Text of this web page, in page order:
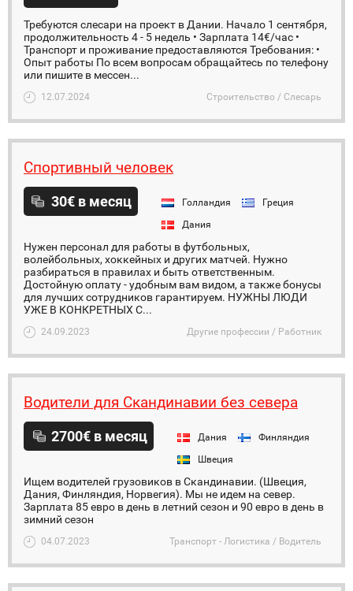
Требуются слесари на проект в Дании. Начало 1 сентября,
продолжительность 4 - 5 недель • Зарплата 14€/час •
Транспорт и проживание предоставляются Требования: •
Опыт работы По всем вопросам обращайтесь по телефону
или пишите в мессен...
12.07.2024 Строительство / Слесарь
Спортивный человек
30€ в месяц Голландия
Греция
Дания
Нужен персонал для работы в футбольных,
волейбольных, хоккейных и других матчей. Нужно
разбираться в правилах и быть ответственным.
Достойную оплату - удобным вам видом, а также бонусы
для лучших сотрудников гарантируем. НУЖНЫ ЛЮДИ
УЖЕ В КОНКРЕТНЫХ С...
24.09.2023 Другие профессии / Работник
Водители для Скандинавии без севера
2700€ в месяц Дания
Финляндия
Швеция
Ищем водителей грузовиков в Скандинавии. (Швеция,
Дания, Финляндия, Норвегия). Мы не идем на север.
Зарплата 85 евро в день в летний сезон и 90 евро в день в
зимний сезон
04.07.2023 Транспорт - Логистика / Водитель